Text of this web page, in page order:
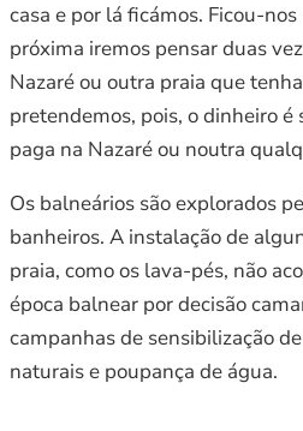
casa e por lá ficámos. Ficou-
próxima iremos pensar duas
Nazaré ou outra praia que
pretendemos, pois, o dinheiro
paga na Nazaré ou noutra
Os balneários são explorados
banheiros. A instalação de
praia, como os lava-pés, não
época balnear por decisão
campanhas de sensibilização
naturais e poupança de água.